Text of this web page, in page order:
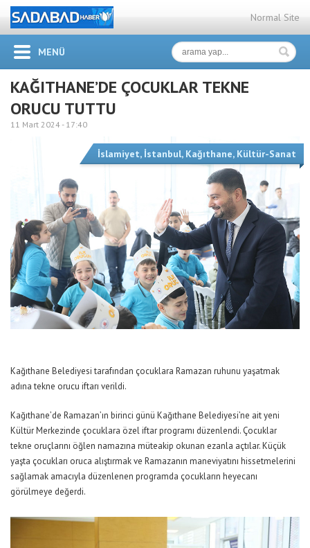
Normal Site
MENÜ
KAĞITHANE’DE ÇOCUKLAR TEKNE
ORUCU TUTTU
11 Mart 2024 - 17:40
İslamiyet, İstanbul, Kağıthane, Kültür-Sanat
Kağıthane Belediyesi tarafından çocuklara Ramazan ruhunu yaşatmak
adına tekne orucu iftarı verildi.
Kağıthane’de Ramazan’ın birinci günü Kağıthane Belediyesi’ne ait yeni
Kültür Merkezinde çocuklara özel iftar programı düzenlendi. Çocuklar
tekne oruçlarını öğlen namazına müteakip okunan ezanla açtılar. Küçük
yaşta çocukları oruca alıştırmak ve Ramazanın maneviyatını hissetmelerini
sağlamak amacıyla düzenlenen programda çocukların heyecanı
görülmeye değerdi.